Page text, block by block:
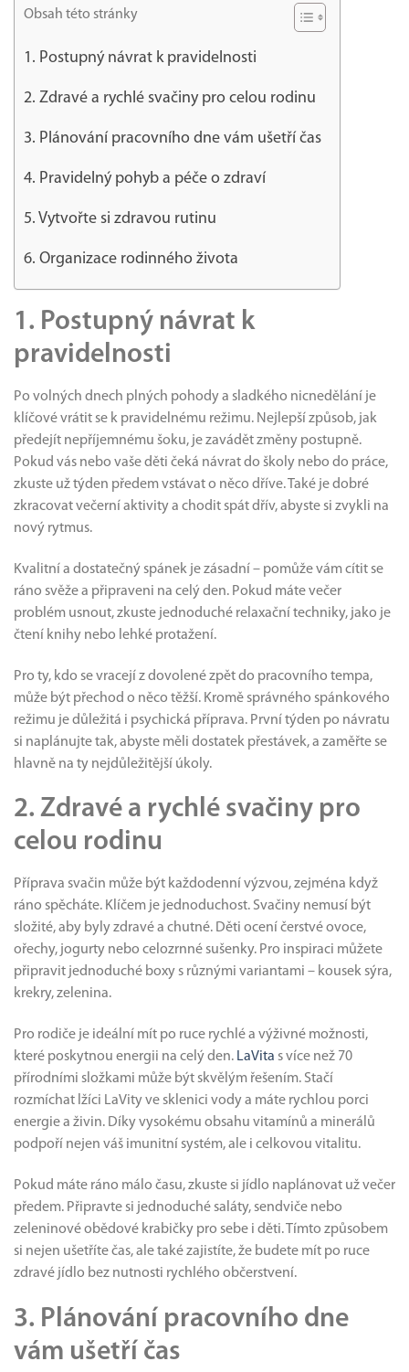
Obsah této stránky
1. Postupný návrat k pravidelnosti
2. Zdravé a rychlé svačiny pro celou rodinu
3. Plánování pracovního dne vám ušetří čas
4. Pravidelný pohyb a péče o zdraví
5. Vytvořte si zdravou rutinu
6. Organizace rodinného života
1. Postupný návrat k
pravidelnosti
Po volných dnech plných pohody a sladkého nicnedělání je
klíčové vrátit se k pravidelnému režimu. Nejlepší způsob, jak
předejít nepříjemnému šoku, je zavádět změny postupně.
Pokud vás nebo vaše děti čeká návrat do školy nebo do práce,
zkuste už týden předem vstávat o něco dříve. Také je dobré
zkracovat večerní aktivity a chodit spát dřív, abyste si zvykli na
nový rytmus.
Kvalitní a dostatečný spánek je zásadní – pomůže vám cítit se
ráno svěže a připraveni na celý den. Pokud máte večer
problém usnout, zkuste jednoduché relaxační techniky, jako je
čtení knihy nebo lehké protažení.
Pro ty, kdo se vracejí z dovolené zpět do pracovního tempa,
může být přechod o něco těžší. Kromě správného spánkového
režimu je důležitá i psychická příprava. První týden po návratu
si naplánujte tak, abyste měli dostatek přestávek, a zaměřte se
hlavně na ty nejdůležitější úkoly.
2. Zdravé a rychlé svačiny pro
celou rodinu
Příprava svačin může být každodenní výzvou, zejména když
ráno spěcháte. Klíčem je jednoduchost. Svačiny nemusí být
složité, aby byly zdravé a chutné. Děti ocení čerstvé ovoce,
ořechy, jogurty nebo celozrnné sušenky. Pro inspiraci můžete
připravit jednoduché boxy s různými variantami – kousek sýra,
krekry, zelenina.
Pro rodiče je ideální mít po ruce rychlé a výživné možnosti,
které poskytnou energii na celý den. LaVita s více než 70
přírodními složkami může být skvělým řešením. Stačí
rozmíchat lžíci LaVity ve sklenici vody a máte rychlou porci
energie a živin. Díky vysokému obsahu vitamínů a minerálů
podpoří nejen váš imunitní systém, ale i celkovou vitalitu.
Pokud máte ráno málo času, zkuste si jídlo naplánovat už večer
předem. Připravte si jednoduché saláty, sendviče nebo
zeleninové obědové krabičky pro sebe i děti. Tímto způsobem
si nejen ušetříte čas, ale také zajistíte, že budete mít po ruce
zdravé jídlo bez nutnosti rychlého občerstvení.
3. Plánování pracovního dne
vám ušetří čas